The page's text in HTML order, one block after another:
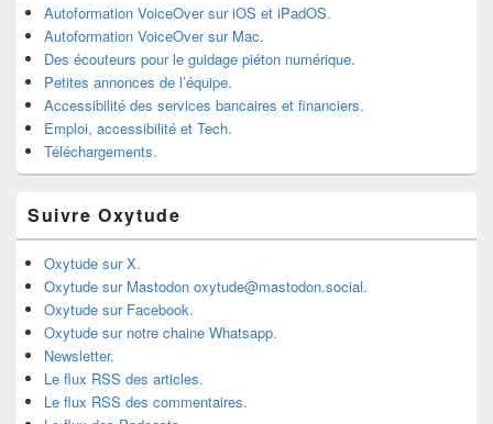
Autoformation VoiceOver sur iOS et iPadOS.
Autoformation VoiceOver sur Mac.
Des écouteurs pour le guidage piéton numérique.
Petites annonces de l’équipe.
Accessibilité des services bancaires et financiers.
Emploi, accessibilité et Tech.
Téléchargements.
Suivre Oxytude
Oxytude sur X.
Oxytude sur Mastodon oxytude@mastodon.social.
Oxytude sur Facebook.
Oxytude sur notre chaine Whatsapp.
Newsletter.
Le flux RSS des articles.
Le flux RSS des commentaires.